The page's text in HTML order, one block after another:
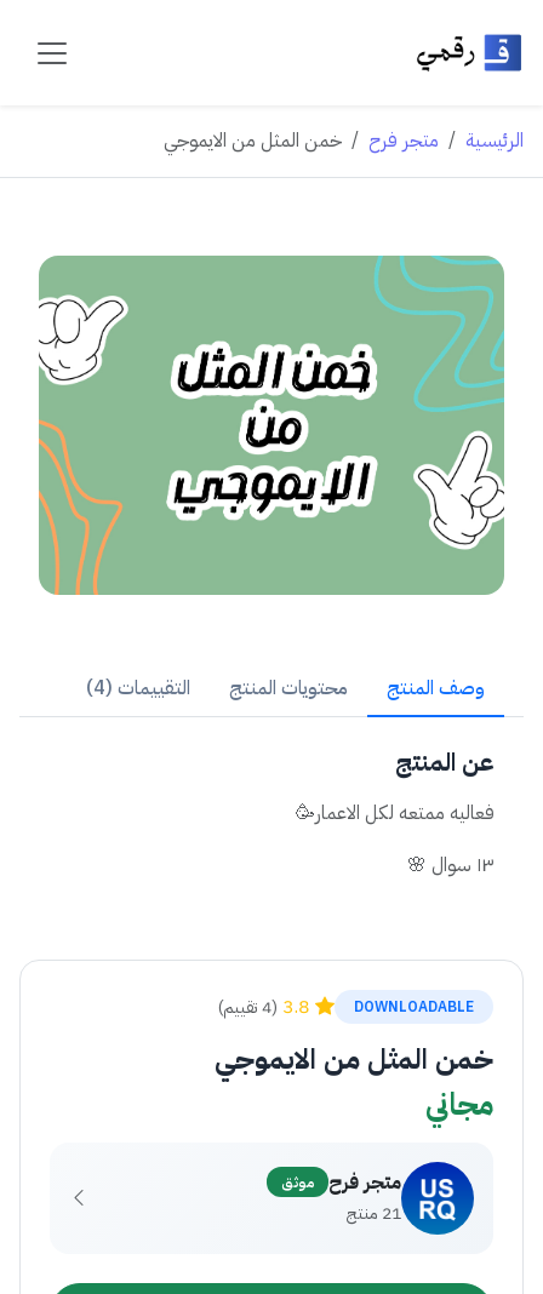
الرئيسية متجر فرح خمن المثل من الايموجي
وصف المنتج محتويات المنتج التقييمات (4)
عن المنتج
فعاليه ممتعه لكل الاعمار🥳
١٣ سوال 🌸
DOWNLOADABLE (4 تقييم)
خمن المثل من الايموجي
مجاني
متجر فرح موثق
21 منتج